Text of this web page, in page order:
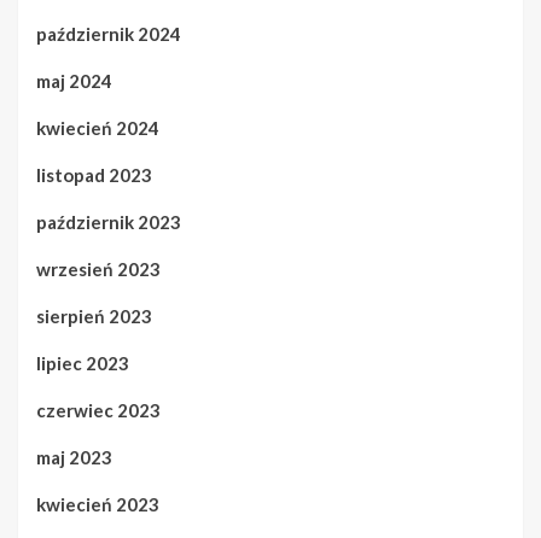
październik 2024
maj 2024
kwiecień 2024
listopad 2023
październik 2023
wrzesień 2023
sierpień 2023
lipiec 2023
czerwiec 2023
maj 2023
kwiecień 2023